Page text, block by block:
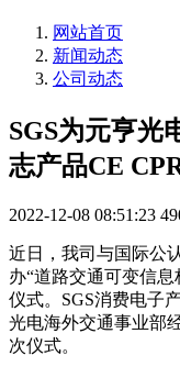
网站首页
新闻动态
公司动态
SGS为元亨光
志产品CE
2022-12-08 08:51:23
近日，我司与国际公
办“道路交通可变信息
仪式。SGS消费电子
光电海外交通事业部
次仪式。